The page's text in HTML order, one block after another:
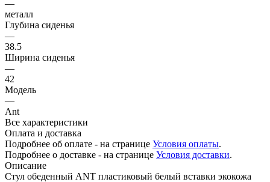
—
металл
Глубина сиденья
—
38.5
Ширина сиденья
—
42
Модель
—
Ant
Все характеристики
Оплата и доставка
Подробнее об оплате - на странице Условия оплаты.
Подробнее о доставке - на странице Условия доставки.
Описание
Стул обеденный ANT пластиковый белый вставки экокожа